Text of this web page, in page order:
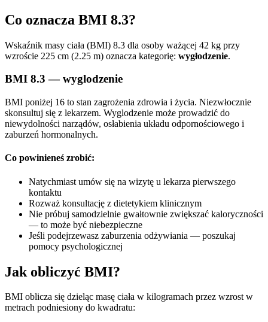
Co oznacza BMI 8.3?
Wskaźnik masy ciała (BMI) 8.3 dla osoby ważącej 42 kg przy
wzroście 225 cm (2.25 m) oznacza kategorię: wygłodzenie.
BMI 8.3 — wyglodzenie
BMI poniżej 16 to stan zagrożenia zdrowia i życia. Niezwłocznie
skonsultuj się z lekarzem. Wyglodzenie może prowadzić do
niewydolności narządów, osłabienia układu odpornościowego i
zaburzeń hormonalnych.
Co powinieneś zrobić:
Natychmiast umów się na wizytę u lekarza pierwszego
kontaktu
Rozważ konsultację z dietetykiem klinicznym
Nie próbuj samodzielnie gwałtownie zwiększać kaloryczności
— to może być niebezpieczne
Jeśli podejrzewasz zaburzenia odżywiania — poszukaj
pomocy psychologicznej
Jak obliczyć BMI?
BMI oblicza się dzieląc masę ciała w kilogramach przez wzrost w
metrach podniesiony do kwadratu: